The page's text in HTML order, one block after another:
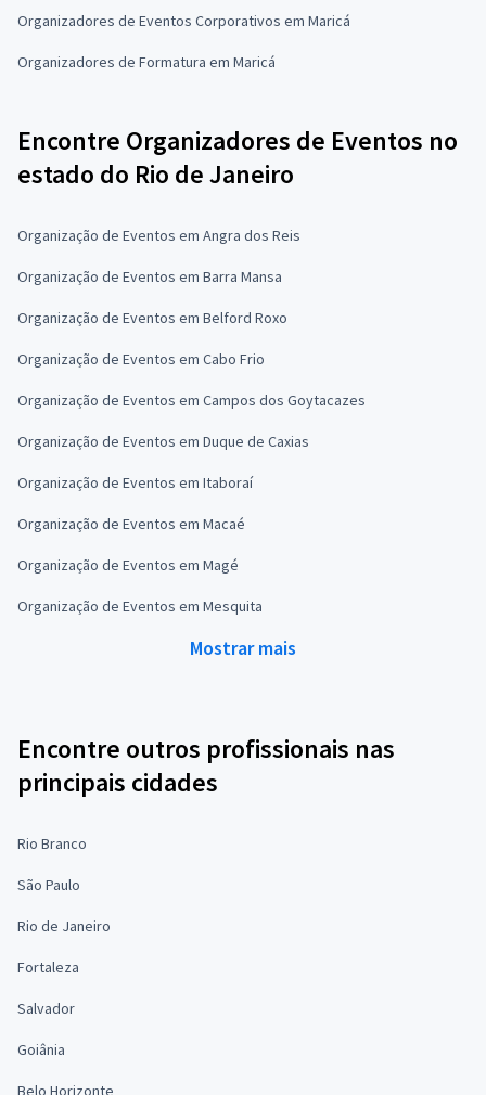
Organizadores de Eventos Corporativos em Maricá
Organizadores de Formatura em Maricá
Encontre Organizadores de Eventos no
estado do Rio de Janeiro
Organização de Eventos em Angra dos Reis
Organização de Eventos em Barra Mansa
Organização de Eventos em Belford Roxo
Organização de Eventos em Cabo Frio
Organização de Eventos em Campos dos Goytacazes
Organização de Eventos em Duque de Caxias
Organização de Eventos em Itaboraí
Organização de Eventos em Macaé
Organização de Eventos em Magé
Organização de Eventos em Mesquita
Mostrar mais
Encontre outros profissionais nas
principais cidades
Rio Branco
São Paulo
Rio de Janeiro
Fortaleza
Salvador
Goiânia
Belo Horizonte